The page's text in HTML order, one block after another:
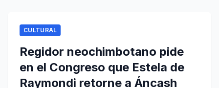
CULTURAL
Regidor neochimbotano pide
en el Congreso que Estela de
Raymondi retorne a Áncash